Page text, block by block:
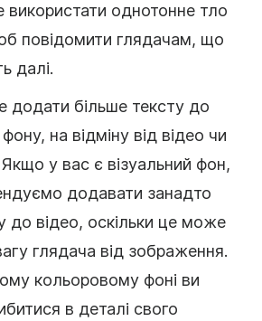
однотонне тло
повідомити глядачам, що
далі.
додати більше тексту до
на відміну від відео чи
у вас є візуальний фон,
додавати занадто
до відео, оскільки це може
глядача від зображення.
кольоровому фоні ви
в деталі свого